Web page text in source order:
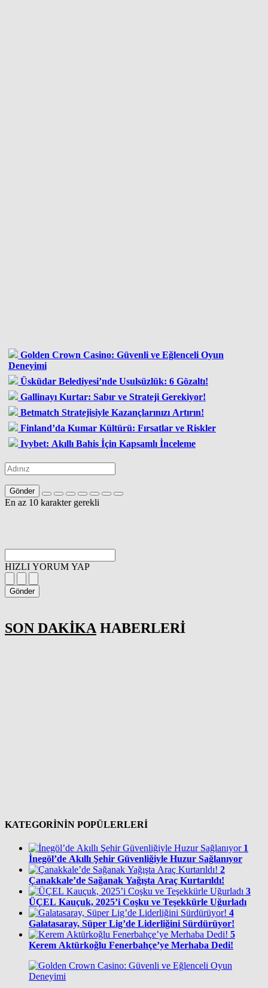
Golden Crown Casino: Güvenli ve Eğlenceli Oyun
Deneyimi
Üsküdar Belediyesi’nde Usulsüzlük: 6 Gözaltı!
Gallinayı Kurtar: Sabır ve Strateji Gerekiyor!
Betmatch Stratejisiyle Kazançlarınızı Artırın!
Finland’da Kumar Kültürü: Fırsatlar ve Riskler
Ivybet: Akıllı Bahis İçin Kapsamlı İnceleme
Gönder
En az 10 karakter gerekli
HIZLI YORUM YAP
Gönder
SON DAKİKA HABERLERİ
KATEGORİNİN POPÜLERLERİ
1
İnegöl’de Akıllı Şehir Güvenliğiyle Huzur Sağlanıyor
2
Çanakkale’de Sağanak Yağışta Araç Kurtarıldı!
3
ÜÇEL Kauçuk, 2025’i Coşku ve Teşekkürle Uğurladı
4
Galatasaray, Süper Lig’de Liderliğini Sürdürüyor!
5
Kerem Aktürkoğlu Fenerbahçe’ye Merhaba Dedi!